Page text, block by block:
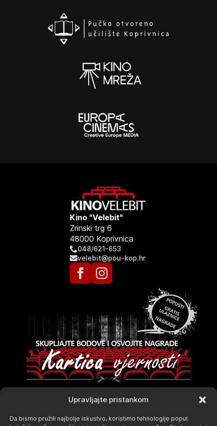
Upravljajte pristankom
Da bismo pružili najbolje iskustvo, koristimo tehnologije poput
Kino "Velebit"
Zrinski trg 6
48000 Koprivnica
048/621-653
velebit@pou-kop.hr